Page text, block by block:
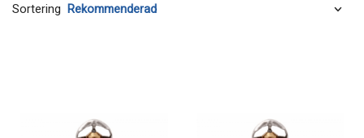
Sortering